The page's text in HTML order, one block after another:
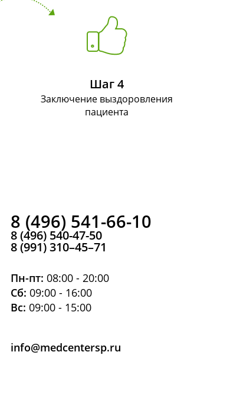
Шаг 4
Заключение выздоровления
пациента
8 (496) 541-66-10
8 (496) 540-47-50
8 (991) 310–45–71
Пн-пт:08:00 - 20:00
Сб:09:00 - 16:00
Вс:09:00 - 15:00
info@medcentersp.ru